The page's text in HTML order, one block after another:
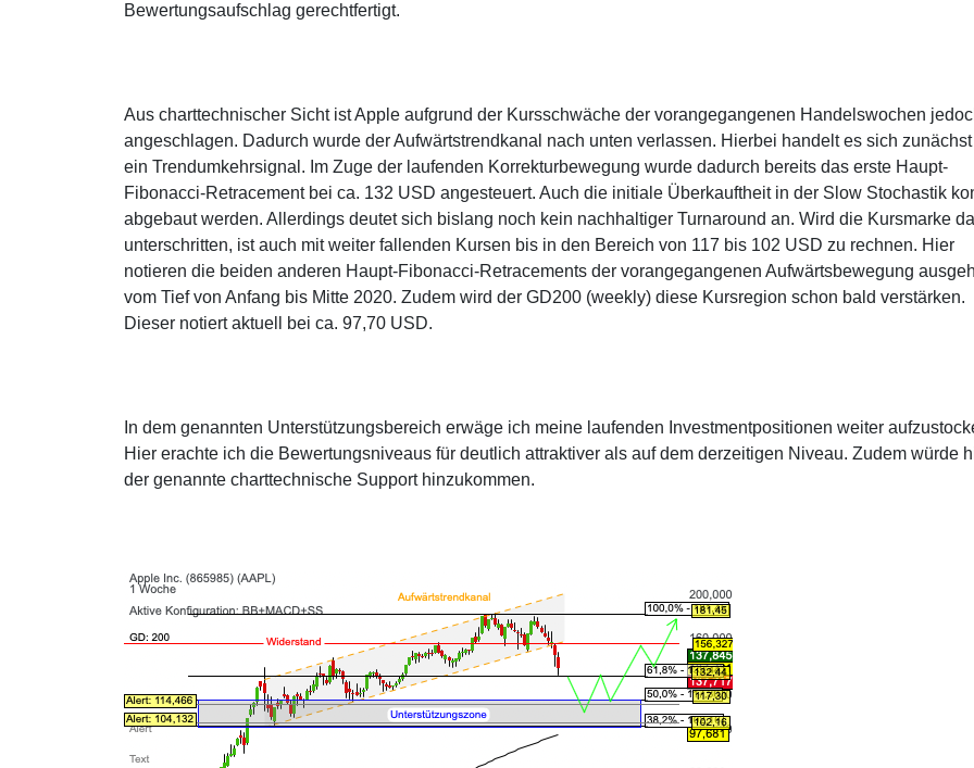
Bewertungsaufschlag gerechtfertigt.
Aus charttechnischer Sicht ist Apple aufgrund der Kursschwäche der vorangegangenen Handelswochen
angeschlagen. Dadurch wurde der Aufwärtstrendkanal nach unten verlassen. Hierbei handelt es sich
ein Trendumkehrsignal. Im Zuge der laufenden Korrekturbewegung wurde dadurch bereits das erste Haupt-
Fibonacci-Retracement bei ca. 132 USD angesteuert. Auch die initiale Überkauftheit in der Slow Stochastik
abgebaut werden. Allerdings deutet sich bislang noch kein nachhaltiger Turnaround an. Wird die Kursmarke
unterschritten, ist auch mit weiter fallenden Kursen bis in den Bereich von 117 bis 102 USD zu rechnen. Hier
notieren die beiden anderen Haupt-Fibonacci-Retracements der vorangegangenen Aufwärtsbewegung
vom Tief von Anfang bis Mitte 2020. Zudem wird der GD200 (weekly) diese Kursregion schon bald verstärken.
Dieser notiert aktuell bei ca. 97,70 USD.
In dem genannten Unterstützungsbereich erwäge ich meine laufenden Investmentpositionen weiter
Hier erachte ich die Bewertungsniveaus für deutlich attraktiver als auf dem derzeitigen Niveau. Zudem würde
der genannte charttechnische Support hinzukommen.